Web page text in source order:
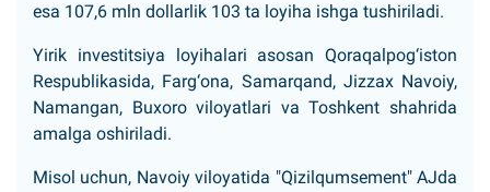
esa 107,6 mln dollarlik 103 ta loyiha ishga tushiriladi.
Yirik investitsiya loyihalari asosan Qoraqalpog‘iston
Respublikasida, Farg‘ona, Samarqand, Jizzax Navoiy,
Namangan, Buxoro viloyatlari va Toshkent shahrida
amalga oshiriladi.
Misol uchun, Navoiy viloyatida "Qizilqumsement" AJda